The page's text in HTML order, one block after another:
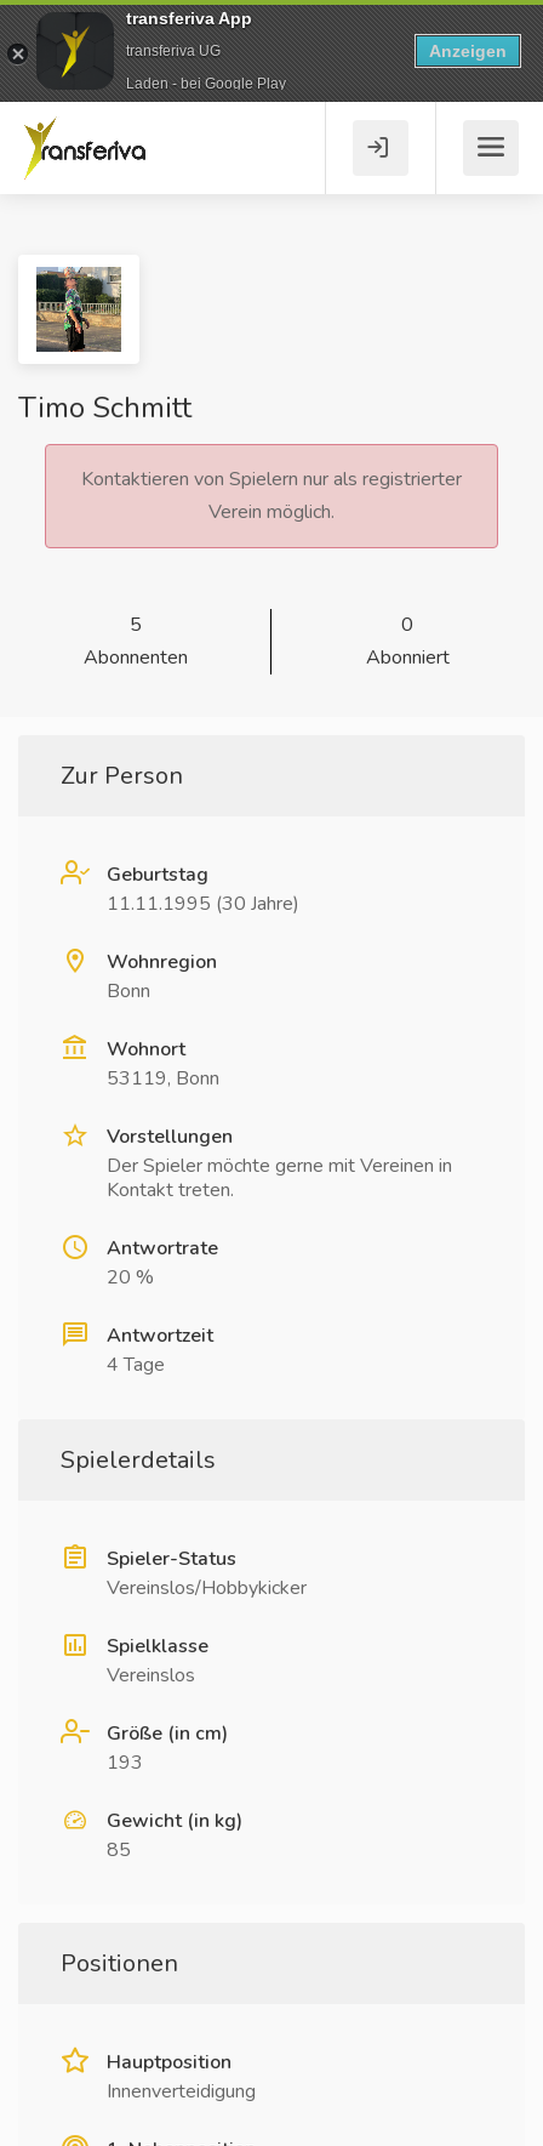
Timo Schmitt
Kontaktieren von Spielern nur als registrierter
Verein möglich.
5
Abonnenten
0
Abonniert
Zur Person
Geburtstag
11.11.1995 (30 Jahre)
Wohnregion
Bonn
Wohnort
53119, Bonn
Vorstellungen
Der Spieler möchte gerne mit Vereinen in
Kontakt treten.
Antwortrate
20 %
Antwortzeit
4 Tage
Spielerdetails
Spieler-Status
Vereinslos/Hobbykicker
Spielklasse
Vereinslos
Größe (in cm)
193
Gewicht (in kg)
85
Positionen
Hauptposition
Innenverteidigung
transferiva App
transferiva UG
Laden - bei Google Play
Anzeigen